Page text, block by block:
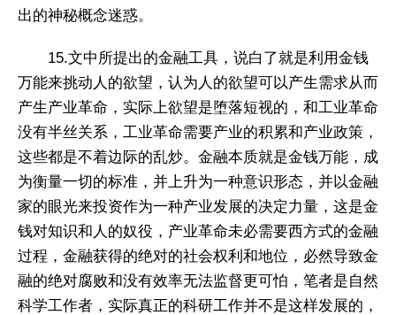
出的神秘概念迷惑。
15.文中所提出的金融工具，说白了就是利用金钱
万能来挑动人的欲望，认为人的欲望可以产生需求从而
产生产业革命，实际上欲望是堕落短视的，和工业革命
没有半丝关系，工业革命需要产业的积累和产业政策，
这些都是不着边际的乱炒。金融本质就是金钱万能，成
为衡量一切的标准，并上升为一种意识形态，并以金融
家的眼光来投资作为一种产业发展的决定力量，这是金
钱对知识和人的奴役，产业革命未必需要西方式的金融
过程，金融获得的绝对的社会权利和地位，必然导致金
融的绝对腐败和没有效率无法监督更可怕，笔者是自然
科学工作者，实际真正的科研工作并不是这样发展的，